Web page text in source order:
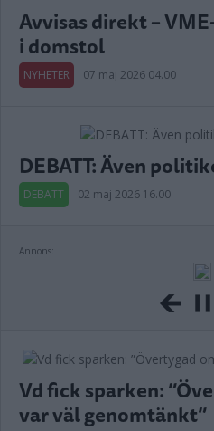
Avvisas direkt –
i domstol
NYHETER 07 maj 2026 04.00
DEBATT: Även
DEBATT 02 maj 2026 16.00
Annons:
Vd fick sparken:
var väl genomtänkt”